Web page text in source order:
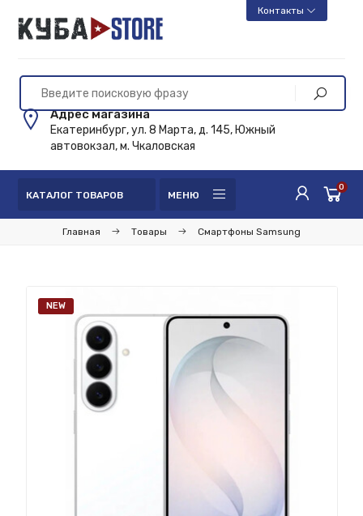
Контакты
Адрес магазина
Екатеринбург, ул. 8 Марта, д. 145, Южный
автовокзал, м. Чкаловская
КАТАЛОГ ТОВАРОВ МЕНЮ
0
Главная Товары Смартфоны Samsung
NEW